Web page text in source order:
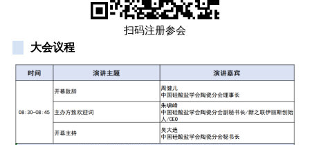
扫码注册参会
大会议程